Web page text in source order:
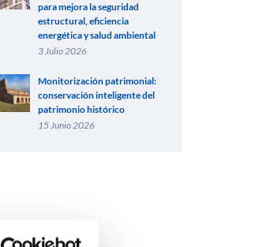
para mejora la seguridad
estructural, eficiencia
energética y salud ambiental
3 Julio 2026
Monitorización patrimonial:
conservación inteligente del
patrimonio histórico
15 Junio 2026